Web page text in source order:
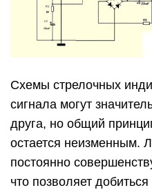
Схемы стрелочных
сигнала могут
друга, но общий
остается неизменным.
постоянно
что позволяет